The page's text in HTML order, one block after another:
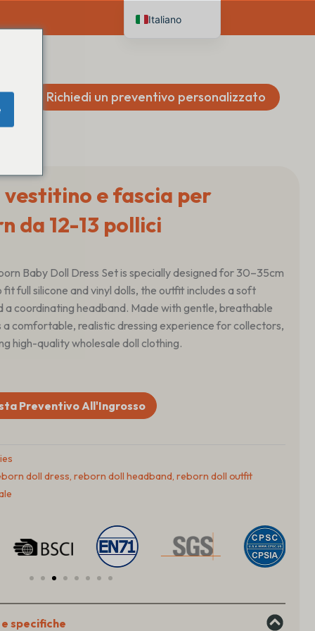
Richiedi un preventivo personalizzato
e fascia per
da 12-13 pollici
Baby Doll Dress Set is specially designed for 30–35cm
full silicone and vinyl dolls, the outfit includes a soft
a coordinating headband. Made with gentle, breathable
comfortable, realistic dressing experience for collectors,
high-quality wholesale doll clothing.
Preventivo All'Ingrosso
doll dress, reborn doll headband, reborn doll outfit
specifiche
Italiano
Español